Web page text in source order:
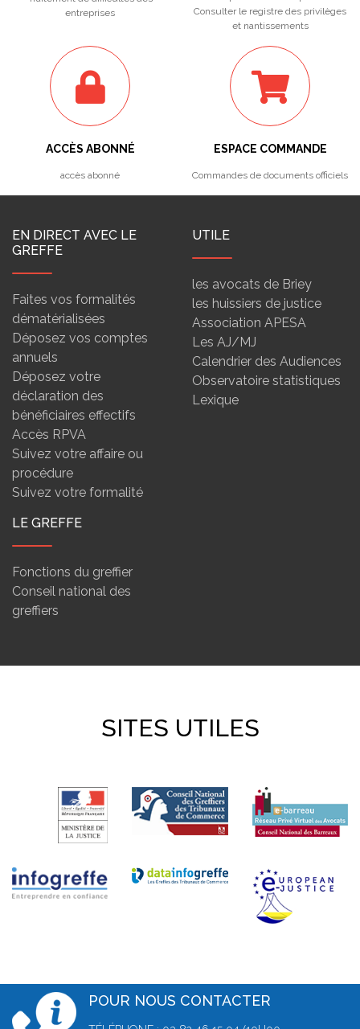
entreprises
Consulter le registre des privilèges
et nantissements
ACCÈS ABONNÉ
accès abonné
ESPACE COMMANDE
Commandes de documents officiels
EN DIRECT AVEC LE
GREFFE
Faites vos formalités
dématérialisées
Déposez vos comptes
annuels
Déposez votre
déclaration des
bénéficiaires effectifs
Accès RPVA
Suivez votre affaire ou
procédure
Suivez votre formalité
UTILE
les avocats de Briey
les huissiers de justice
Association APESA
Les AJ/MJ
Calendrier des Audiences
Observatoire statistiques
Lexique
LE GREFFE
Fonctions du greffier
Conseil national des
greffiers
SITES UTILES
POUR NOUS CONTACTER